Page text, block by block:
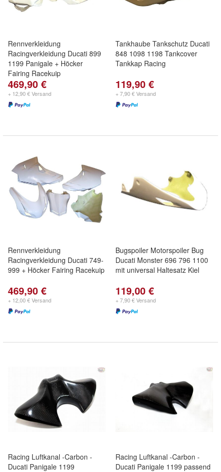
Rennverkleidung
Racingverkleidung Ducati 899
1199 Panigale + Höcker
Fairing Racekuip
469,90 €
+ 12,90 € Versand
Tankhaube Tankschutz Ducati
848 1098 1198 Tankcover
Tankkap Racing
119,90 €
+ 7,90 € Versand
Rennverkleidung
Racingverkleidung Ducati 749-
999 + Höcker Fairing Racekuip
469,90 €
+ 12,00 € Versand
Bugspoiler Motorspoiler Bug
Ducati Monster 696 796 1100
mit universal Haltesatz Kiel
119,00 €
+ 7,90 € Versand
Racing Luftkanal -Carbon -
Ducati Panigale 1199
Racing Luftkanal -Carbon -
Ducati Panigale 1199 passend